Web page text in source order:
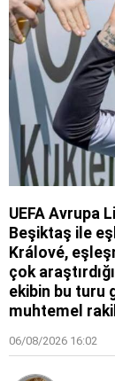
UEFA Avrupa
Beşiktaş ile
Králové,
çok
ekibin bu turu
muhtemel
06/08/2026 16:02